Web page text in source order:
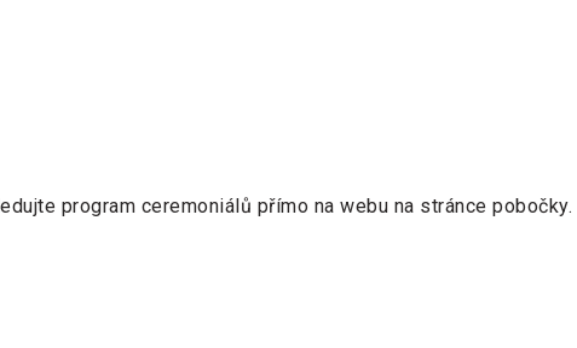
program ceremoniálů přímo na webu na stránce pobočky.